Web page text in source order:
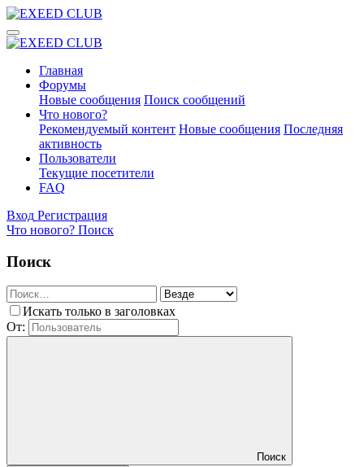
Главная
Форумы
Новые сообщения Поиск сообщений
Что нового?
Рекомендуемый контент Новые сообщения Последняя
активность
Пользователи
Текущие посетители
FAQ
Вход Регистрация
Что нового? Поиск
Поиск
Искать только в заголовках
От:
Поиск